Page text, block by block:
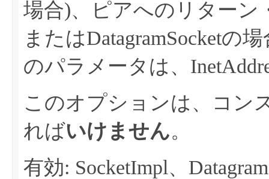
場合)、ピアへのリターン
またはDatagramSocketの
のパラメータは、
このオプションは、コン
ればいけません。
有効: SocketImpl、